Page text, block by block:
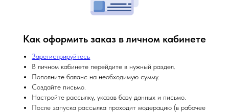
Как оформить заказ в личном кабинете
Зарегистрируйтесь
В личном кабинете перейдите в нужный раздел.
Пополните баланс на необходимую сумму.
Создайте письмо.
Настройте рассылку, указав базу данных и письмо.
После запуска рассылка проходит модерацию (в рабочее